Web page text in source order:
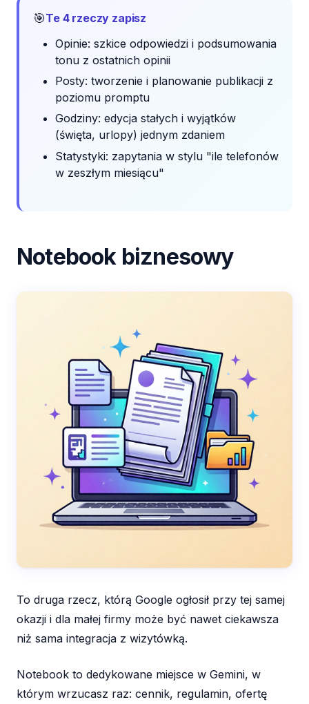
🎯Te 4 rzeczy zapisz
Opinie: szkice odpowiedzi i podsumowania
tonu z ostatnich opinii
Posty: tworzenie i planowanie publikacji z
poziomu promptu
Godziny: edycja stałych i wyjątków
(święta, urlopy) jednym zdaniem
Statystyki: zapytania w stylu "ile telefonów
w zeszłym miesiącu"
Notebook biznesowy
To druga rzecz, którą Google ogłosił przy tej samej
okazji i dla małej firmy może być nawet ciekawsza
niż sama integracja z wizytówką.
Notebook to dedykowane miejsce w Gemini, w
którym wrzucasz raz: cennik, regulamin, ofertę